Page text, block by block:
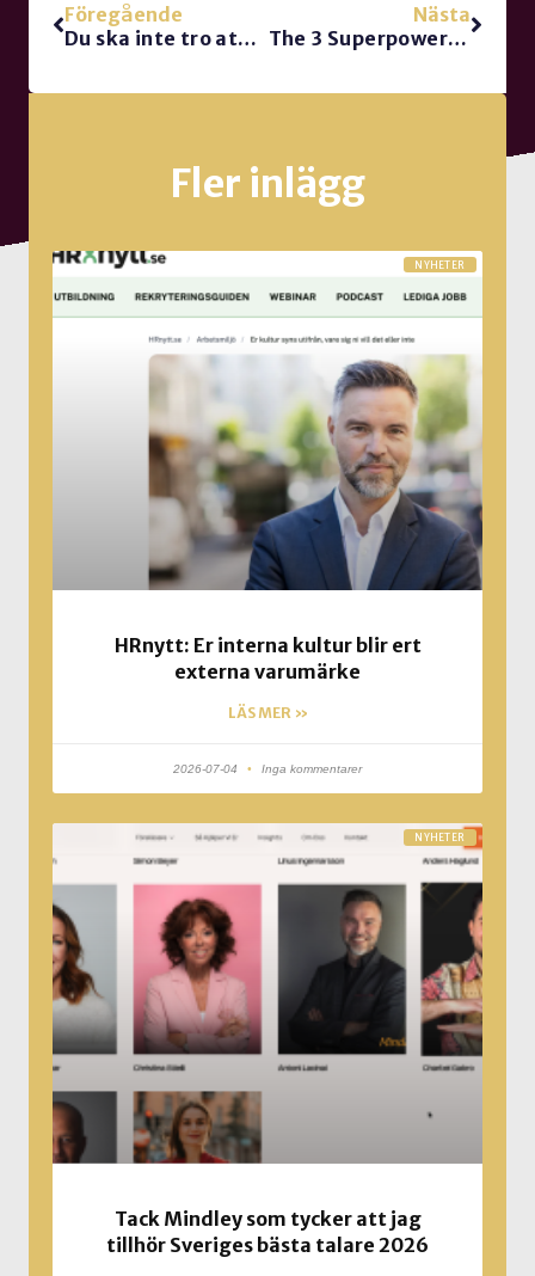
Föregående
Du ska inte tro att du är något
Nästa
The 3 Superpowers of Communication
Fler inlägg
NYHETER
HRnytt: Er interna kultur blir ert
externa varumärke
LÄS MER »
2026-07-04 Inga kommentarer
NYHETER
Tack Mindley som tycker att jag
tillhör Sveriges bästa talare 2026